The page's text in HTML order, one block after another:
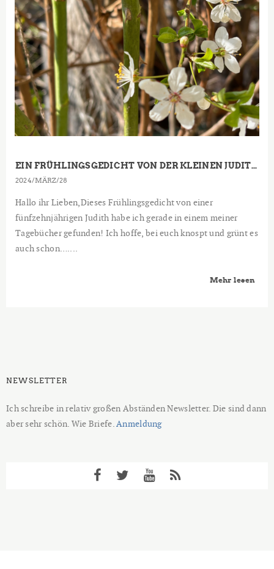
EIN FRÜHLINGSGEDICHT VON DER KLEINEN JUDITH
2024 MÄRZ 28
Hallo ihr Lieben,Dieses Frühlingsgedicht von einer
fünfzehnjährigen Judith habe ich gerade in einem meiner
Tagebücher gefunden! Ich hoffe, bei euch knospt und grünt es
auch schon…....
Mehr lesen
NEWSLETTER
Ich schreibe in relativ großen Abständen Newsletter. Die sind dann
aber sehr schön. Wie Briefe.Anmeldung